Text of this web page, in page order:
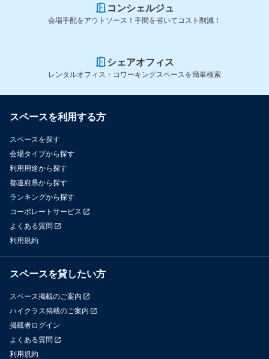
コンシェルジュ
会場手配をアウトソース！手間を省いてコスト削減！
シェアオフィス
レンタルオフィス・コワーキングスペースを簡単検索
スペースを利用する方
スペースを探す
会場タイプから探す
利用用途から探す
都道府県から探す
ランキングから探す
コーポレートサービス
よくある質問
利用規約
スペースを貸したい方
スペース掲載のご案内
ハイクラス掲載のご案内
掲載者ログイン
よくある質問
利用規約